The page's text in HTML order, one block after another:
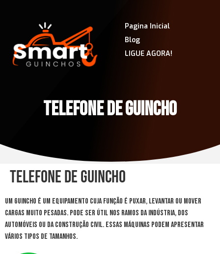
Pagina Inicial
Blog
LIGUE AGORA!
TELEFONE DE GUINCHO
Telefone de guincho
Um guincho é um equipamento cuja função é puxar, levantar ou mover
cargas muito pesadas. Pode ser útil nos ramos da indústria, dos
automóveis ou da construção civil. Essas máquinas podem apresentar
vários tipos de tamanhos.